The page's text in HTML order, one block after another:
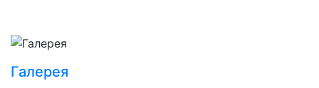
Галерея